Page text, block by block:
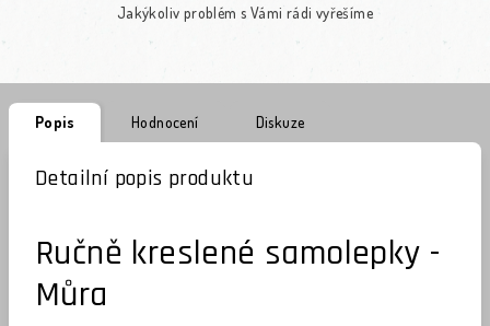
Jakýkoliv problém s Vámi rádi vyřešíme
Popis Hodnocení Diskuze
Detailní popis produktu
Ručně kreslené samolepky -
Můra